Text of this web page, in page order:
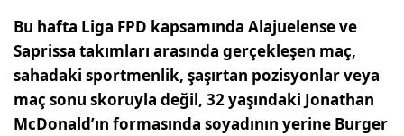
Bu hafta Liga FPD kapsamında Alajuelense ve
Saprissa takımları arasında gerçekleşen maç,
sahadaki sportmenlik, şaşırtan pozisyonlar veya
maç sonu skoruyla değil, 32 yaşındaki Jonathan
McDonald’ın formasında soyadının yerine Burger